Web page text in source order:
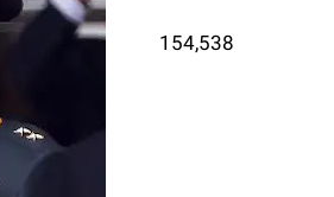
154,538